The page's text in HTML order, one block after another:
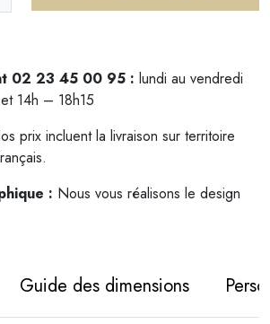
02 23 45 00 95 : lundi au vendredi
14h – 18h15
prix incluent la livraison sur territoire
: Nous vous réalisons le design
Guide des dimensions